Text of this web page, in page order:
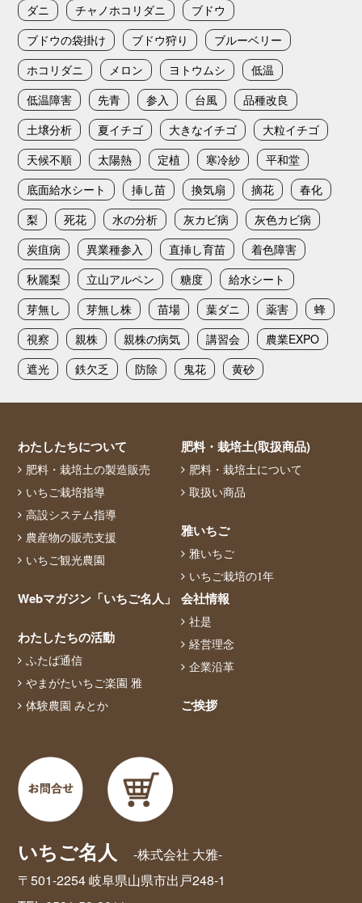
ダニ
チャノホコリダニ
ブドウ
ブドウの袋掛け
ブドウ狩り
ブルーベリー
ホコリダニ
メロン ヨトウムシ
低温
低温障害
先青 参入 台風
品種改良
土壌分析
夏イチゴ 大きなイチゴ
大粒イチゴ
天候不順
太陽熱 定植 寒冷紗
平和堂
底面給水シート
挿し苗 換気扇 摘花
春化
梨
死花 水の分析 灰カビ病
灰色カビ病
炭疽病
異業種参入 直挿し育苗
着色障害
秋麗梨
立山アルペン 糖度
給水シート
芽無し
芽無し株 苗場 葉ダニ 薬害
蜂
視察
親株 親株の病気 講習会
農業EXPO
遮光
鉄欠乏 防除 鬼花 黄砂
わたしたちについて
肥料・栽培土の製造販売
いちご栽培指導
高設システム指導
農産物の販売支援
いちご観光農園
肥料・栽培土(取扱商品)
肥料・栽培土について
取扱い商品
雅いちご
雅いちご
いちご栽培の1年
Webマガジン「いちご名人」
わたしたちの活動
ふたば通信
やまがたいちご楽園 雅
体験農園 みとか
会社情報
社是
経営理念
企業沿革
ご挨拶
いちご名人
-株式会社 大雅-
〒501-2254 岐阜県山県市出戸248-1